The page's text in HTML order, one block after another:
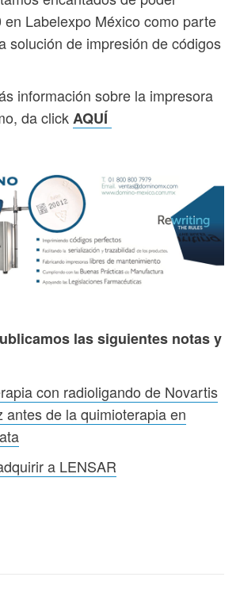
en Labelexpo México como parte
solución de impresión de códigos
información sobre la impresora
da clickAQUÍ
las siguientes notas y
con radioligando de Novartis
antes de la quimioterapia en
a LENSAR